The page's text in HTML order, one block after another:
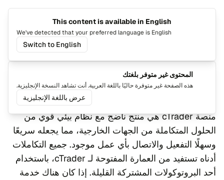
عمليات دمج
cTrader
منصة cTrader هي منتج ناضج مع نظام بيئي قوي من
الحلول المتكاملة من الجهات الخارجية، مما يجعله سريعًا
وسهلًا التفعيل والاتصال بأي عمل موجود. جميع التكاملات
أدناه تستفيد من العمارة المفتوحة لـ cTrader، باستخدام
أحد البروتوكولات المشتركة القليلة. إذا كان هناك خدمة
المحتوى غير متوفر بلغتك
هذه الصفحة غير متوفرة حاليًا باللغة العربية. أنت تشاهد النسخة الإنجليزية.
عرض باللغة الإنجليزية
This content is available in English
We've detected that your preferred language is English
Switch to English